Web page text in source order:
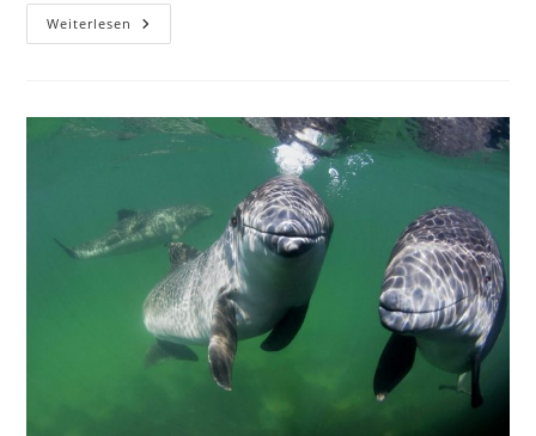
Weiterlesen Nachhaltigkeitsziel
15: